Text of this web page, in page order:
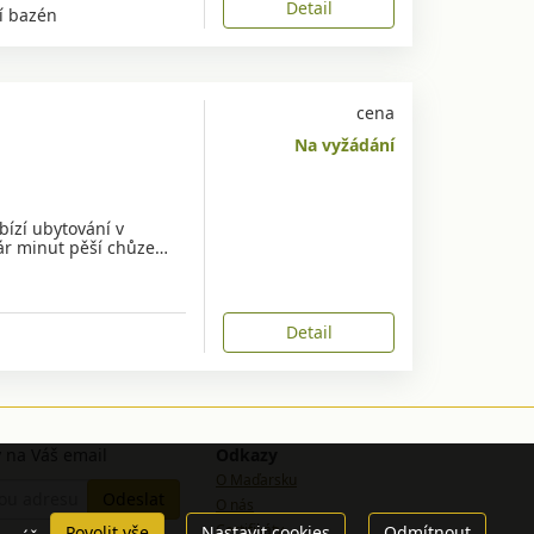
bazén Detail
ubytování v
minut pěší chůze…
cena
Na vyžádání
Detail
Certifikáty